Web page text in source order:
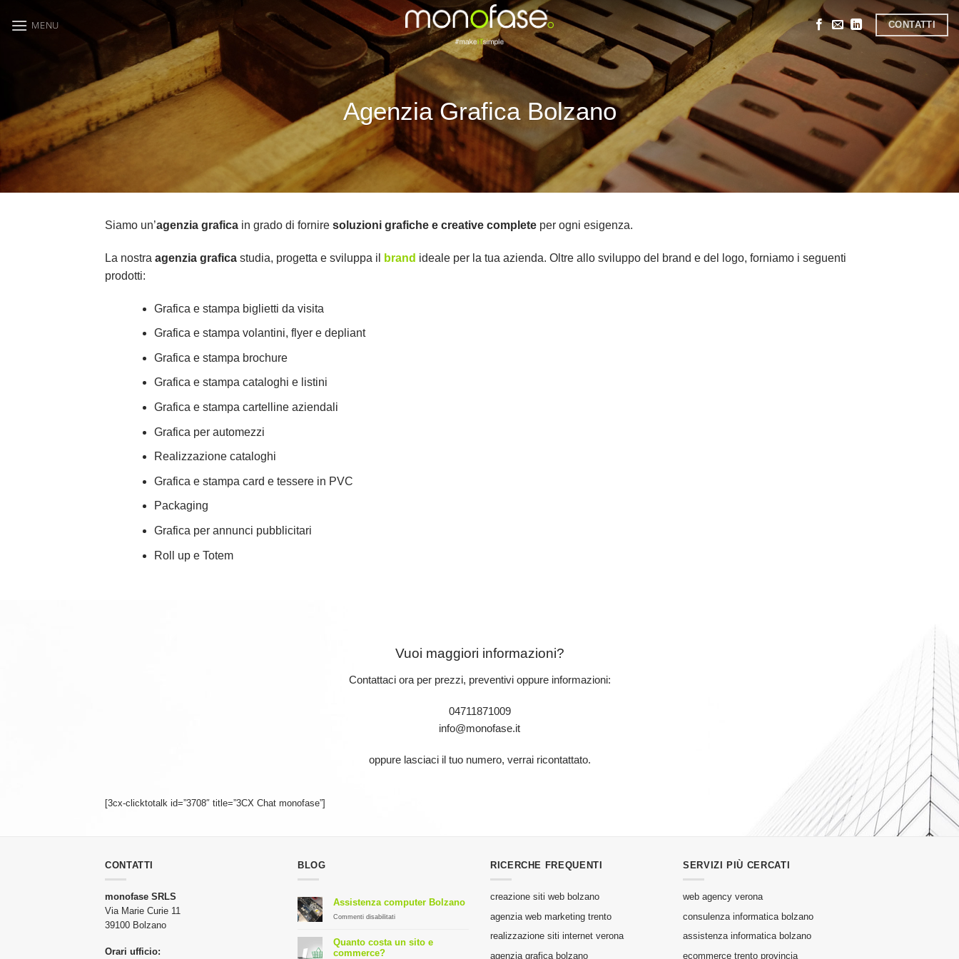
MENU CONTATTI
Agenzia Grafica Bolzano
Siamo un’agenzia grafica in grado di fornire soluzioni grafiche e creative complete per ogni esigenza.
La nostra agenzia grafica studia, progetta e sviluppa il brand ideale per la tua azienda. Oltre allo sviluppo del brand e del logo, forniamo i seguenti
prodotti:
Grafica e stampa biglietti da visita
Grafica e stampa volantini, flyer e depliant
Grafica e stampa brochure
Grafica e stampa cataloghi e listini
Grafica e stampa cartelline aziendali
Grafica per automezzi
Realizzazione cataloghi
Grafica e stampa card e tessere in PVC
Packaging
Grafica per annunci pubblicitari
Roll up e Totem
Vuoi maggiori informazioni?
Contattaci ora per prezzi, preventivi oppure informazioni:
04711871009
info@monofase.it
oppure lasciaci il tuo numero, verrai ricontattato.
[3cx-clicktotalk id=”3708″ title=”3CX Chat monofase”]
CONTATTI
monofase SRLS
Via Marie Curie 11
39100 Bolzano
Orari ufficio:
BLOG
Assistenza computer Bolzano
Commenti disabilitatisu
Bolzano
Quanto costa un sito e
commerce?
RICERCHE FREQUENTI
creazione siti web bolzano
agenzia web marketing trento
realizzazione siti internet verona
agenzia grafica bolzano
SERVIZI PIÙ CERCATI
web agency verona
consulenza informatica bolzano
assistenza informatica bolzano
ecommerce trento provincia